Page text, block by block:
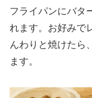
フライパンにバタ
れます。お好みで
んわりと焼けたら
ます。